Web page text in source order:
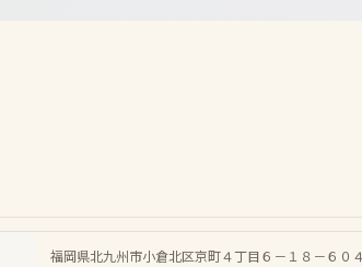
福岡県北九州市小倉北区京町４丁目６－１８－６０４